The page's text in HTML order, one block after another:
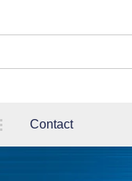
Contact